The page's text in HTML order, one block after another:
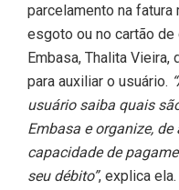
parcelamento na
esgoto ou no cartão
Embasa, Thalita
para auxiliar o usuário.
usuário saiba quais
Embasa e organize,
capacidade de
seu débito”, explica ela.